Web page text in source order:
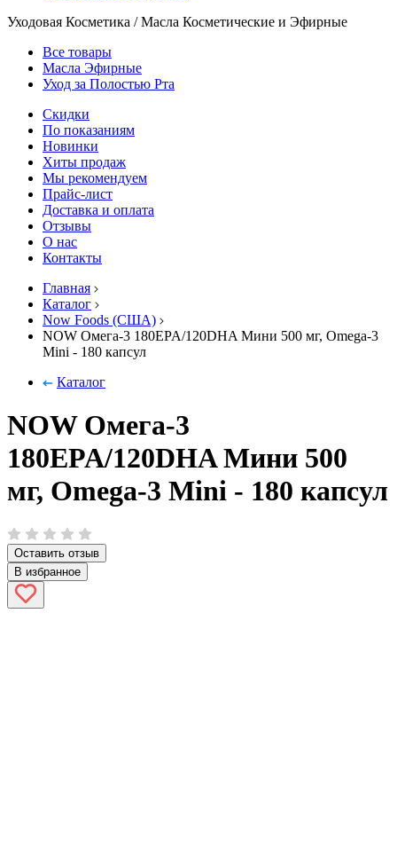
Уходовая Косметика / Масла Косметические и Эфирные
Все товары
Масла Эфирные
Уход за Полостью Рта
Скидки
По показаниям
Новинки
Хиты продаж
Мы рекомендуем
Прайс-лист
Доставка и оплата
Отзывы
О нас
Контакты
Главная
Каталог
Now Foods (США)
NOW Омега-3 180EPA/120DHA Мини 500 мг, Omega-3
Mini - 180 капсул
Каталог
NOW Омега-3
180EPA/120DHA Мини 500
мг, Omega-3 Mini - 180 капсул
Оставить отзыв
В избранное